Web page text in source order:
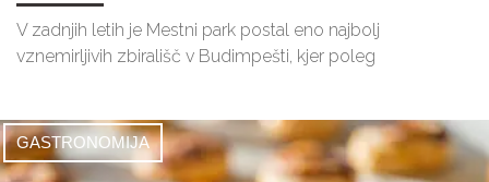
V zadnjih letih je Mestni park postal eno najbolj
vznemirljivih zbirališč v Budimpešti, kjer poleg
GASTRONOMIJA